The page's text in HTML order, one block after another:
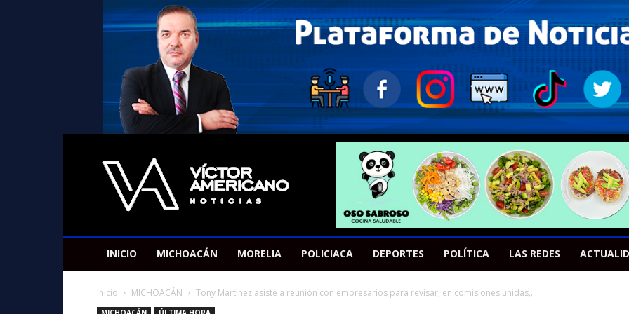
Americano
Victor
INICIO MICHOACÁN MORELIA POLICIACA DEPORTES POLÍTICA LAS REDES
Inicio MICHOACÁN Tony Martínez asiste a reunión con empresarios para revisar, en comisiones unidas,...